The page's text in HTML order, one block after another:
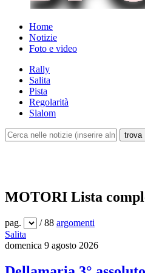
Home
Notizie
Foto e video
Rally
Salita
Pista
Regolarità
Slalom
MOTORI Lista
pag. / 88 argomenti
Salita
domenica 9 agosto 2026